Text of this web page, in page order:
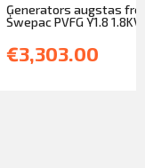
Ģenerators augstas
Swepac PVFG Y1.8
€3,303.00